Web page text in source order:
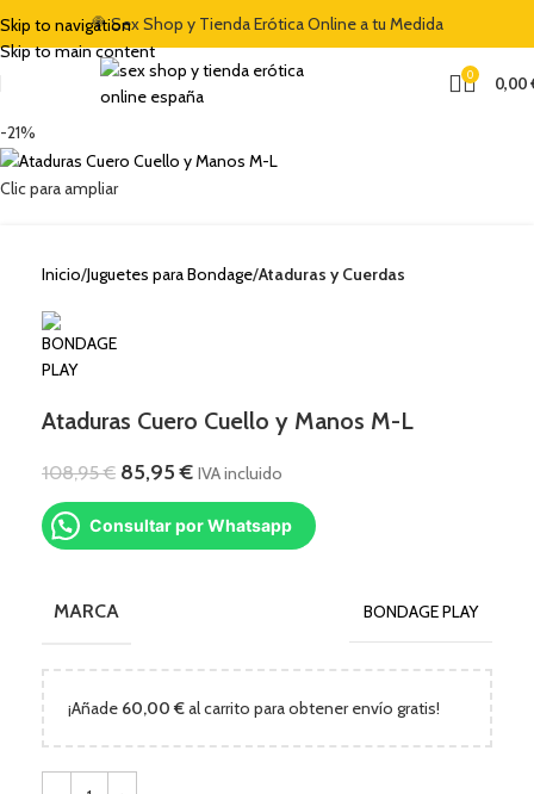
Skip to navigation
Skip to main content
🍭 Sex Shop y Tienda Erótica Online a tu Medida
0 0,00
-21%
Clic para ampliar
Inicio Juguetes para Bondage Ataduras y Cuerdas
Ataduras Cuero Cuello y Manos M-L
108,95€ 85,95€ IVA incluido
Consultar por Whatsapp
MARCA BONDAGE PLAY
¡Añade 60,00 €al carrito para obtener envío gratis!